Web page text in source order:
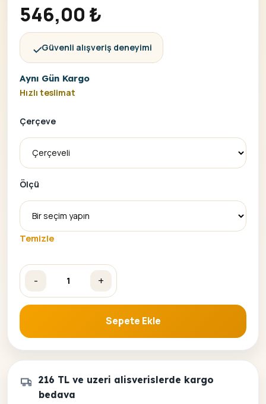
546,00 ₺
Güvenli alışveriş deneyimi
Aynı Gün Kargo
Hızlı teslimat
Çerçeve
Ölçü
Temizle
-
İstanbul Minareleri Sayılarla Boyama Seti adet
+
Sepete Ekle
216 TL ve uzeri alisverislerde kargo
bedava